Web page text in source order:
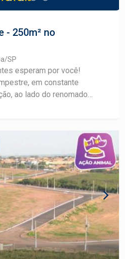
- 250m² no
SP
esperam por você!
em constante
ao lado do renomado
uma vista deslumbrante
a comércios e serviços
Paulista. Com
pavimentação asfáltica,
ruas 9m de largura e
de mais de 11.000m² de
a qualidade de vida.